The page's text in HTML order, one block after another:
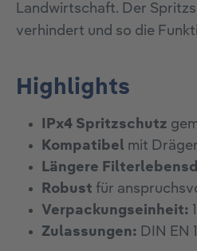
Landwirtschaft. Der
verhindert und so die
Highlights
IPx4 Spritzschutz
Kompatibel mit
Längere
Robust für
Verpackungseinheit:
Zulassungen: DIN EN